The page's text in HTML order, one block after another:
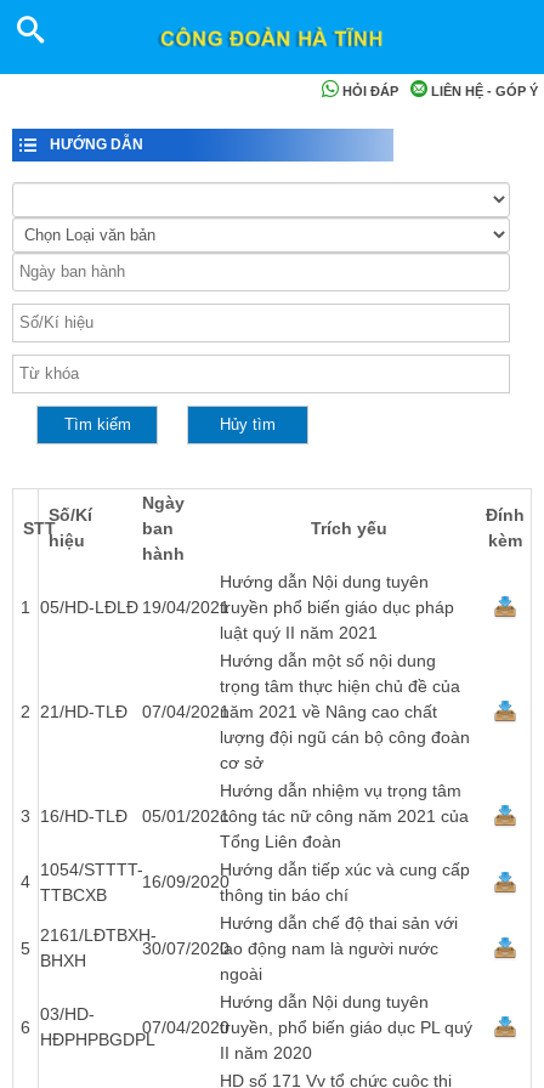
LIÊN HỆ - GÓP Ý
HỎI ĐÁP
HƯỚNG DẪN
STT
Số/Kí
hiệu
Ngày
ban
hành
Trích yếu
Đính
kèm
1 05/HD-LĐLĐ 19/04/2021
Hướng dẫn Nội dung tuyên
truyền phổ biến giáo dục pháp
luật quý II năm 2021
2 21/HD-TLĐ 07/04/2021
Hướng dẫn một số nội dung
trọng tâm thực hiện chủ đề của
năm 2021 về Nâng cao chất
lượng đội ngũ cán bộ công đoàn
cơ sở
3 16/HD-TLĐ 05/01/2021
Hướng dẫn nhiệm vụ trọng tâm
công tác nữ công năm 2021 của
Tổng Liên đoàn
4
1054/STTTT-
TTBCXB
16/09/2020
Hướng dẫn tiếp xúc và cung cấp
thông tin báo chí
5
2161/LĐTBXH-
BHXH
30/07/2020
Hướng dẫn chế độ thai sản với
lao động nam là người nước
ngoài
6
03/HD-
HĐPHPBGDPL
07/04/2020
Hướng dẫn Nội dung tuyên
truyền, phổ biến giáo dục PL quý
II năm 2020
HD số 171 Vv tổ chức cuộc thi